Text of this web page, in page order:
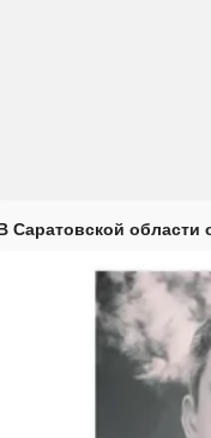
Саратовской области